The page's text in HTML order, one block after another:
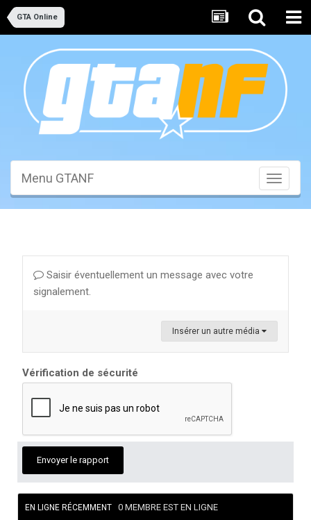
GTA Online
Toggle
Menu GTANF
Saisir éventuellement un message avec votre
signalement.
Insérer un autre média
Vérification de sécurité
Envoyer le rapport
EN LIGNE RÉCEMMENT 0 MEMBRE EST EN LIGNE